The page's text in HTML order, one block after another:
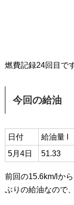
燃費記録24回目で
今回の給油
日付 給油量 l
5月4日
51.33
前回の15.6km/lか
ぶりの給油なので